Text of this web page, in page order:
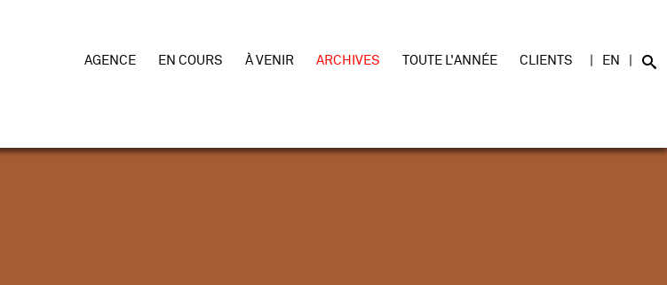
AGENCE EN COURS À VENIR ARCHIVES TOUTE L'ANNÉE CLIENTS EN